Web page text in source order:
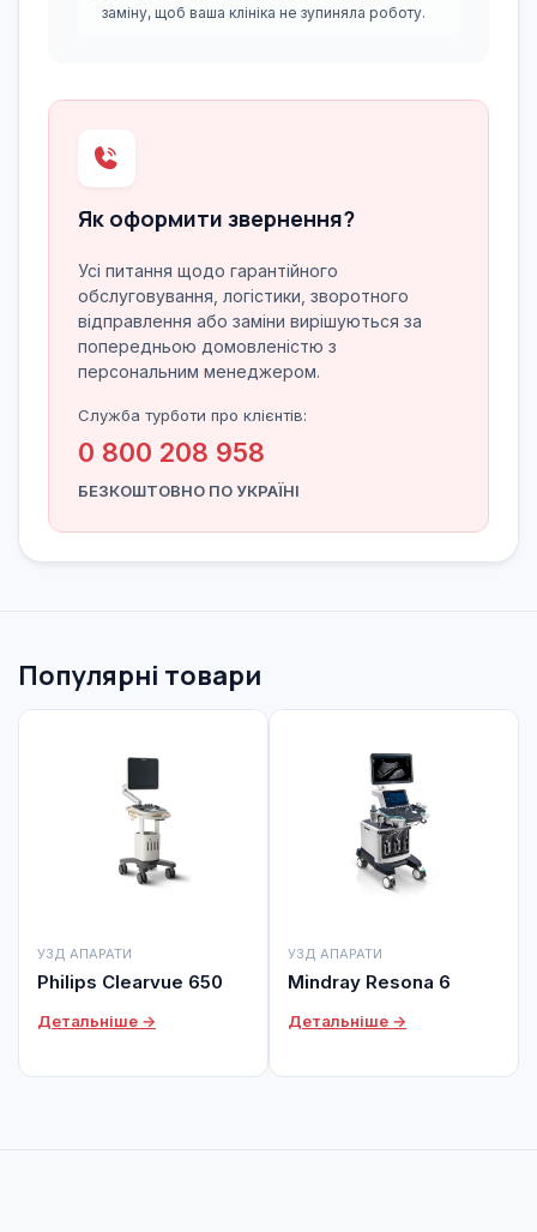
заміну, щоб ваша клініка не зупиняла роботу.
Як оформити звернення?
Усі питання щодо гарантійного
обслуговування, логістики, зворотного
відправлення або заміни вирішуються за
попередньою домовленістю з
персональним менеджером.
Служба турботи про клієнтів:
0 800 208 958
БЕЗКОШТОВНО ПО УКРАЇНІ
Популярні товари
УЗД АПАРАТИ
Philips Clearvue 650
Детальніше →
УЗД АПАРАТИ
Mindray Resona 6
Детальніше →